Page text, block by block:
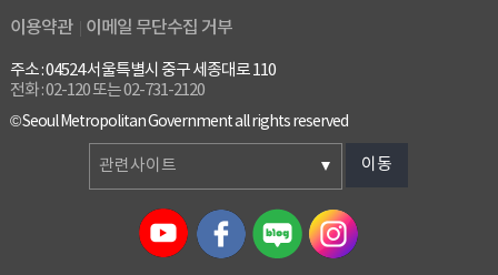
이용약관 이메일 무단수집 거부
주소 : 04524 서울특별시 중구 세종대로 110
전화 : 02-120 또는 02-731-2120
© Seoul Metropolitan Government all rights reserved
관련사이트 이동